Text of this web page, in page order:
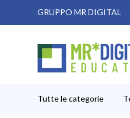
Salta
GRUPPO MR DIGITAL
Tutte le categorie